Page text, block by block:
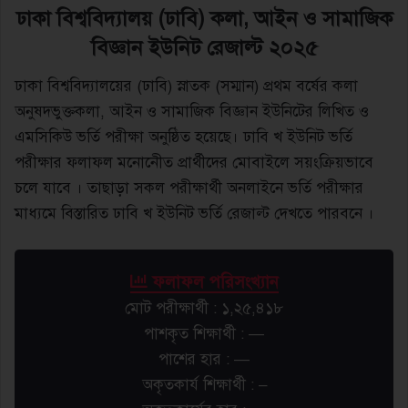
ঢাকাবিশ্ববিদ্যালয় (ঢাবি) কলা, আইন ও সামাজিক
বিজ্ঞানইউনিটরেজাল্ট ২০২৫
ঢাকা বিশ্ববিদ্যালয়ের (ঢাবি) স্নাতক (সম্মান) প্রথম বর্ষের কলা
অনুষদভুক্তকলা, আইন ও সামাজিক বিজ্ঞান ইউনিটের লিখিত ও
এমসিকিউ ভর্তি পরীক্ষা অনুষ্ঠিত হয়েছে। ঢাবি খ ইউনিট ভর্তি
পরীক্ষার ফলাফল মনোনেীত প্রার্থীদের মোবাইলে সয়ংক্রিয়ভাবে
চলে যাবে । তাছাড়া সকল পরীক্ষার্থী অনলাইনে ভর্তি পরীক্ষার
মাধ্যমে বিস্তারিত ঢাবি খ ইউনিট ভর্তি রেজাল্ট দেখতে পারবনে ।
ফলাফল পরিসংখ্যান
মোট পরীক্ষার্থী : ১,২৫,৪১৮
পাশকৃত শিক্ষার্থী : —
পাশের হার : —
অকৃতকার্য শিক্ষার্থী : –